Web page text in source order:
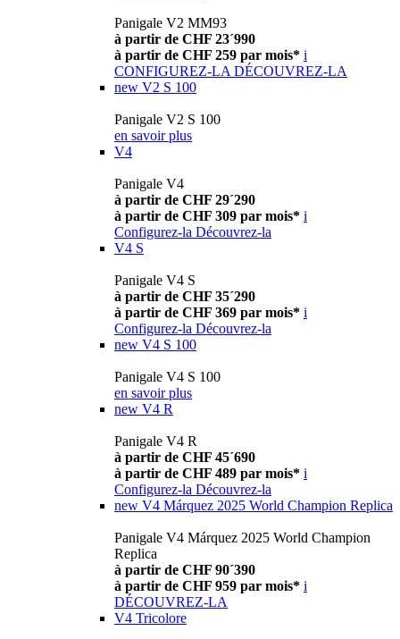
Panigale V2 MM93
à partir de CHF 23´990
à partir de CHF 259 par mois* i
CONFIGUREZ-LA DÉCOUVREZ-LA
new V2 S 100
Panigale V2 S 100
en savoir plus
V4
Panigale V4
à partir de CHF 29´290
à partir de CHF 309 par mois* i
Configurez-la Découvrez-la
V4 S
Panigale V4 S
à partir de CHF 35´290
à partir de CHF 369 par mois* i
Configurez-la Découvrez-la
new V4 S 100
Panigale V4 S 100
en savoir plus
new V4 R
Panigale V4 R
à partir de CHF 45´690
à partir de CHF 489 par mois* i
Configurez-la Découvrez-la
new V4 Márquez 2025 World Champion Replica
Panigale V4 Márquez 2025 World Champion
Replica
à partir de CHF 90´390
à partir de CHF 959 par mois* i
DÉCOUVREZ-LA
V4 Tricolore